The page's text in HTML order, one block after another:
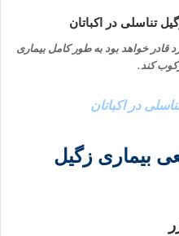
خواهد بود به طور کامل بیماری
کند.
در اکباتان
بیماری زگیل